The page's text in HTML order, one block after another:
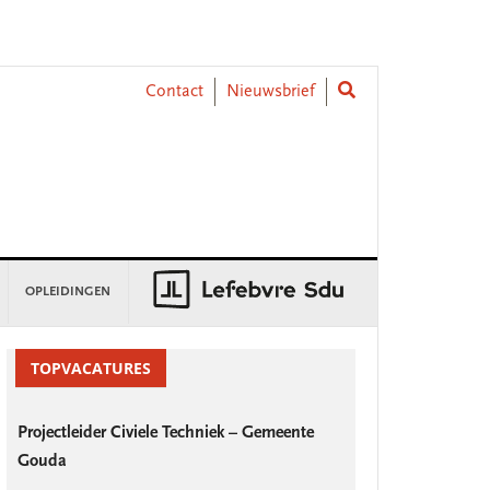
Contact Nieuwsbrief
OPLEIDINGEN
TOPVACATURES
Projectleider Civiele Techniek – Gemeente
Gouda